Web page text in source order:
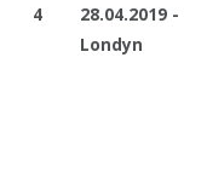
4
28.04.2019 -
Londyn